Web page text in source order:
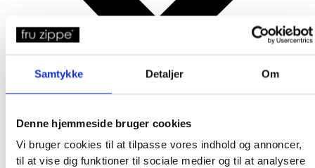
Samtykke Detaljer Om
Denne hjemmeside bruger cookies
Vi bruger cookies til at tilpasse vores indhold og annoncer,
til at vise dig funktioner til sociale medier og til at analysere